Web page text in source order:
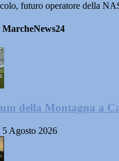
futuro operatore della
della Montagna a
5 Agosto 2026